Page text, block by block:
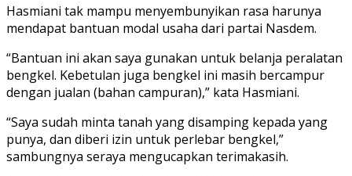
Hasmiani tak mampu menyembunyikan rasa harunya
mendapat bantuan modal usaha dari partai Nasdem.
“Bantuan ini akan saya gunakan untuk belanja peralatan
bengkel. Kebetulan juga bengkel ini masih bercampur
dengan jualan (bahan campuran),” kata Hasmiani.
“Saya sudah minta tanah yang disamping kepada yang
punya, dan diberi izin untuk perlebar bengkel,”
sambungnya seraya mengucapkan terimakasih.